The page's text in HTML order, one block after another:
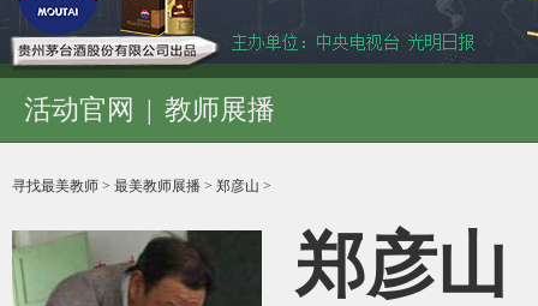
活动官网 | 教师展播
寻找最美教师 > 最美教师展播 > 郑彦山 >
郑彦山